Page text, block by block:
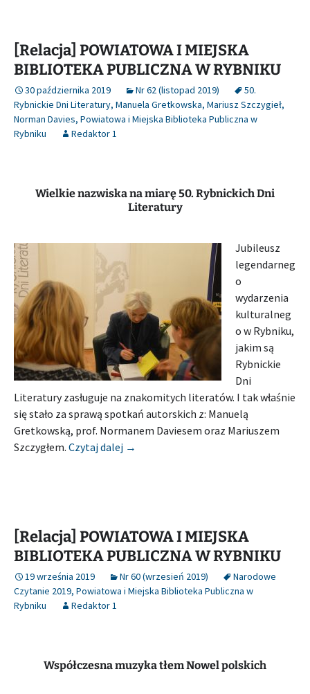
[Relacja] POWIATOWA I MIEJSKA
BIBLIOTEKA PUBLICZNA W RYBNIKU
30 października 2019 Nr 62 (listopad 2019)
50.
Rybnickie Dni Literatury, Manuela Gretkowska, Mariusz Szczygieł,
Norman Davies, Powiatowa i Miejska Biblioteka Publiczna w
Rybniku
Redaktor 1
Wielkie nazwiska na miarę 50. Rybnickich Dni
Literatury
Jubileusz
legendarneg
o
wydarzenia
kulturalneg
o w Rybniku,
jakim są
Rybnickie
Dni
Literatury zasługuje na znakomitych literatów. I tak właśnie
się stało za sprawą spotkań autorskich z: Manuelą
Gretkowską, prof. Normanem Daviesem oraz Mariuszem
Szczygłem. Czytaj dalej [Relacja] POWIATOWA I MIEJSKA
→
[Relacja] POWIATOWA I MIEJSKA
BIBLIOTEKA PUBLICZNA W RYBNIKU
19 września 2019 Nr 60 (wrzesień 2019)
Narodowe
Czytanie 2019, Powiatowa i Miejska Biblioteka Publiczna w
Rybniku
Redaktor 1
Współczesna muzyka tłem Nowel polskich